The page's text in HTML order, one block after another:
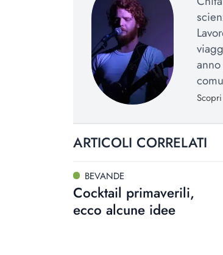
ARTICOLI CORRELATI
BEVANDE
Cocktail primaverili,
ecco alcune idee